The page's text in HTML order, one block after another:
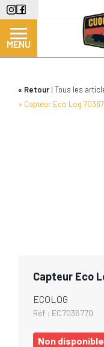
Aller
au
contenu
principal
MENU
Retour Tous les
Capteur Eco Log
Capteur Eco
ECOLOG
Réf : EC7036770
Non disponible